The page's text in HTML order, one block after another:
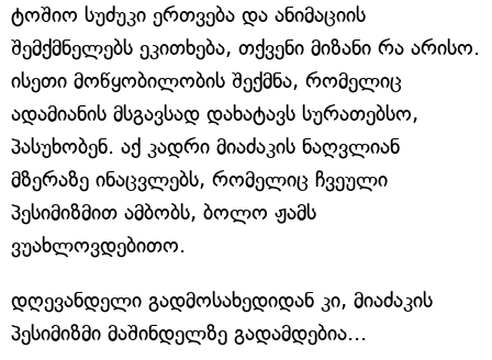
ტოშიო სუძუკი ერთვება და ანიმაციის
შემქმნელებს ეკითხება, თქვენი მიზანი რა არისო.
ისეთი მოწყობილობის შექმნა, რომელიც
ადამიანის მსგავსად დახატავს სურათებსო,
პასუხობენ. აქ კადრი მიაძაკის ნაღვლიან
მზერაზე ინაცვლებს, რომელიც ჩვეული
პესიმიზმით ამბობს, ბოლო ჟამს
ვუახლოვდებითო.
დღევანდელი გადმოსახედიდან კი, მიაძაკის
პესიმიზმი მაშინდელზე გადამდებია...